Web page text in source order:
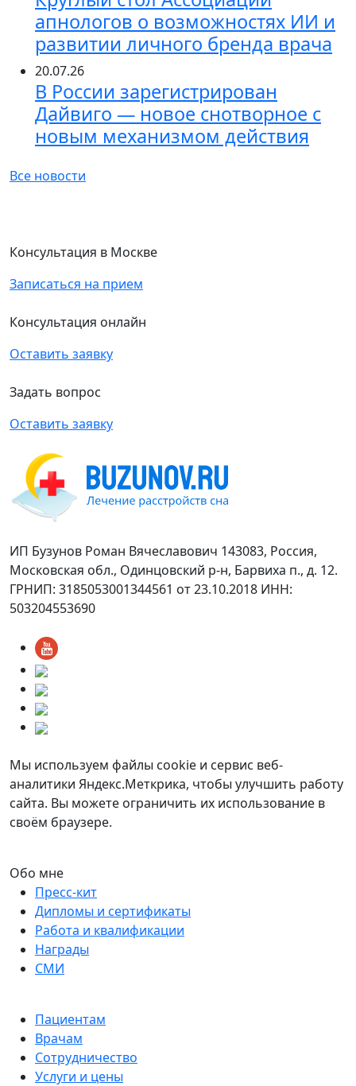
апнологов о возможностях ИИ и
развитии личного бренда врача
20.07.26
В России зарегистрирован
Дайвиго — новое снотворное с
новым механизмом действия
Все новости
Консультация в Москве
Записаться на прием
Консультация онлайн
Оставить заявку
Задать вопрос
Оставить заявку
ИП Бузунов Роман Вячеславович 143083, Россия,
Московская обл., Одинцовский р-н, Барвиха п., д. 12.
ГРНИП: 3185053001344561 от 23.10.2018 ИНН:
503204553690
Мы используем файлы cookie и сервис веб-
аналитики Яндекс.Меткрика, чтобы улучшить работу
сайта. Вы можете ограничить их использование в
своём браузере.
Обо мне
Пресс-кит
Дипломы и сертификаты
Работа и квалификации
Награды
СМИ
Пациентам
Врачам
Сотрудничество
Услуги и цены